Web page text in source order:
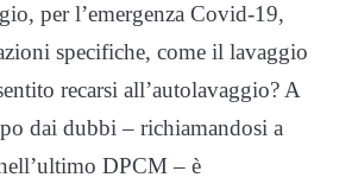
per l’emergenza Covid-19,
specifiche, come il lavaggio
recarsi all’autolavaggio? A
dai dubbi – richiamandosi a
DPCM – è